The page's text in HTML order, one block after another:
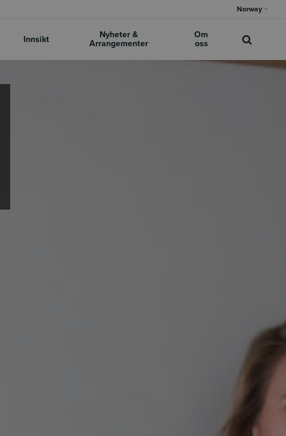
Norway
Innsikt
Nyheter &
Arrangementer
Om
oss